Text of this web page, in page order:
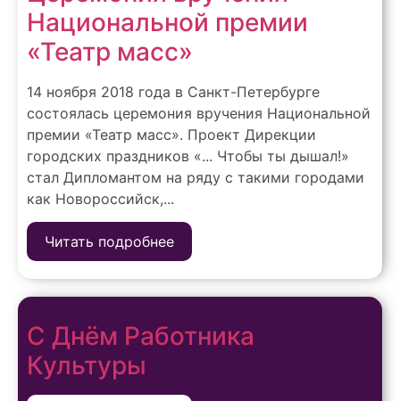
Национальной премии
«Театр масс»
14 ноября 2018 года в Санкт-Петербурге
состоялась церемония вручения Национальной
премии «Театр масс». Проект Дирекции
городских праздников «... Чтобы ты дышал!»
стал Дипломантом на ряду с такими городами
как Новороссийск,...
Читать подробнее
С Днём Работника
Культуры